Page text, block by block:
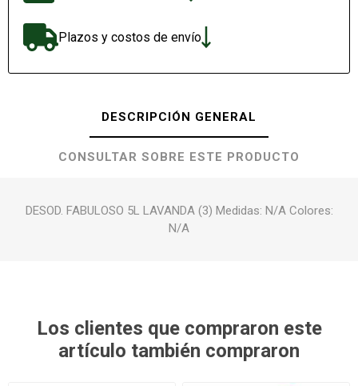
Plazos y costos de envío
DESCRIPCIÓN GENERAL
CONSULTAR SOBRE ESTE PRODUCTO
DESOD. FABULOSO 5L LAVANDA (3) Medidas: N/A Colores:
N/A
Los clientes que compraron este
artículo también compraron